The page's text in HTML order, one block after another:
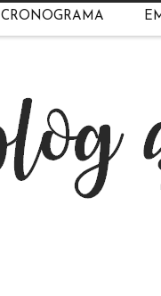
CRONOGRAMA